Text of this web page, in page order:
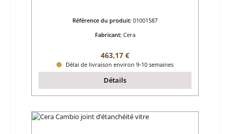
Référence du produit: 01001587
Fabricant: Cera
Prix régulier :
463,17 €
Délai de livraison environ 9-10 semaines
Détails